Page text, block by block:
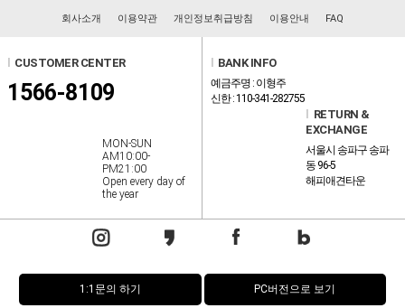
회사소개 이용약관 개인정보취급방침 이용안내 FAQ
CUSTOMER CENTER
1566-8109
MON-SUN
AM10:00-
PM21:00
Open every day of
the year
BANK INFO
예금주명 : 이형주
신한 : 110-341-282755
RETURN &
EXCHANGE
서울시 송파구 송파
동 96-5
해피애견타운
1:1문의 하기 PC버전으로 보기